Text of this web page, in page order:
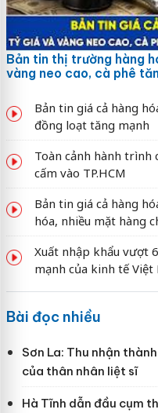
Bản tin thị trường hàng
vàng neo cao, cà phê
Bản tin giá cả hàng
đồng loạt tăng mạnh
Toàn cảnh hành trình
cấm vào TP.HCM
Bản tin giá cả hàng
hóa, nhiều mặt hàng
Xuất nhập khẩu vượt
mạnh của kinh tế Việt
Bài đọc nhiều
Sơn La: Thu nhận
của thân nhân liệt sĩ
Hà Tĩnh dẫn đầu cụm